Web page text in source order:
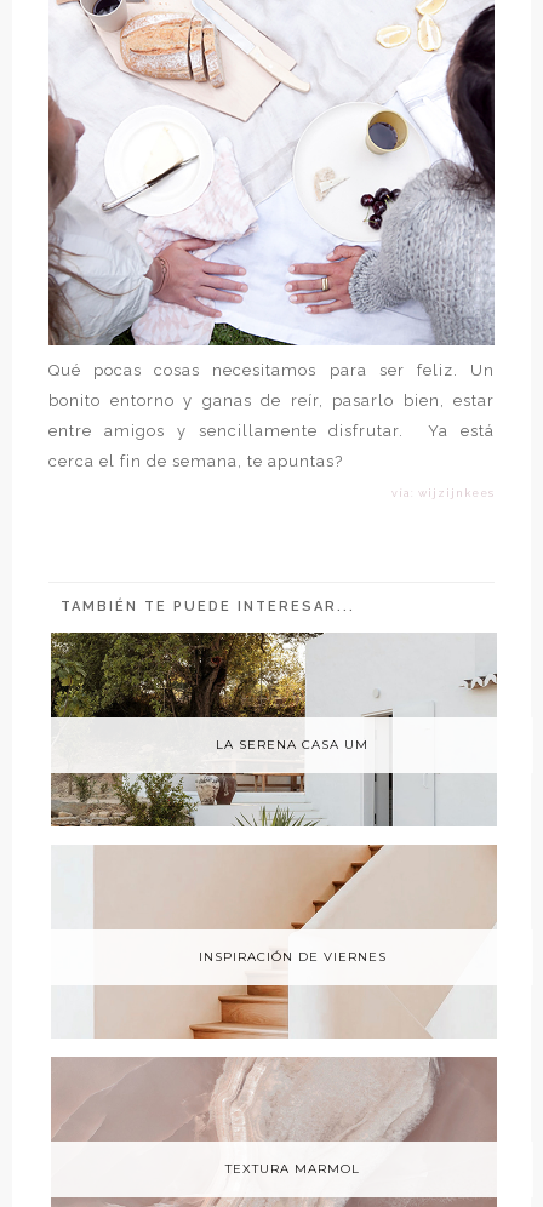
Qué pocas cosas necesitamos para ser feliz. Un
bonito entorno y ganas de reír, pasarlo bien, estar
entre amigos y sencillamente disfrutar. Ya está
cerca el fin de semana, te apuntas?
vía: wijzijnkees
TAMBIÉN TE PUEDE INTERESAR...
LA SERENA CASA UM
INSPIRACIÓN DE VIERNES
TEXTURA MARMOL